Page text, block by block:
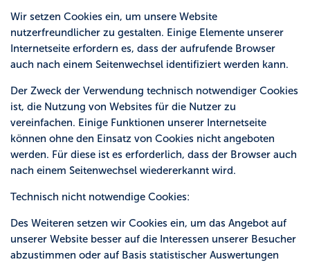
Wir setzen Cookies ein, um unsere Website
nutzerfreundlicher zu gestalten. Einige Elemente unserer
Internetseite erfordern es, dass der aufrufende Browser
auch nach einem Seitenwechsel identifiziert werden kann.
Der Zweck der Verwendung technisch notwendiger Cookies
ist, die Nutzung von Websites für die Nutzer zu
vereinfachen. Einige Funktionen unserer Internetseite
können ohne den Einsatz von Cookies nicht angeboten
werden. Für diese ist es erforderlich, dass der Browser auch
nach einem Seitenwechsel wiedererkannt wird.
Technisch nicht notwendige Cookies:
Des Weiteren setzen wir Cookies ein, um das Angebot auf
unserer Website besser auf die Interessen unserer Besucher
abzustimmen oder auf Basis statistischer Auswertungen